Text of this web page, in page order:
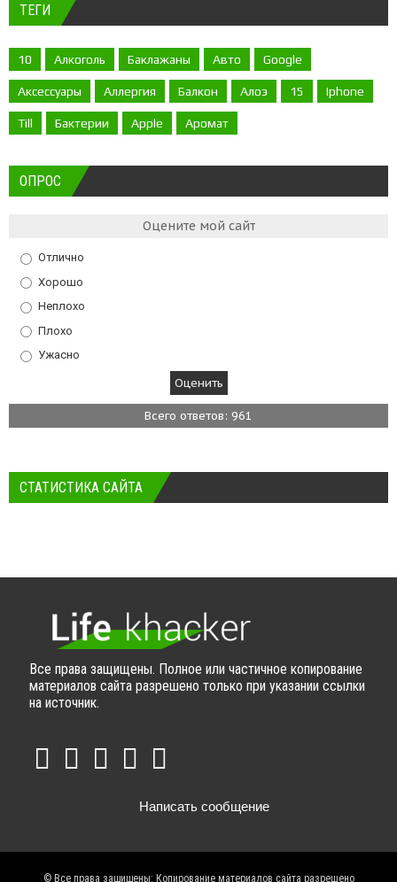
ТЕГИ
10 Алкоголь Баклажаны Авто Google
Аксессуары Аллергия Балкон Алоэ 15 Iphone
Till Бактерии Apple Аромат
ОПРОС
Оцените мой сайт
Отлично
Хорошо
Неплохо
Плохо
Ужасно
Всего ответов: 961
СТАТИСТИКА САЙТА
Все права защищены. Полное или частичное копирование
материалов сайта разрешено только при указании ссылки
на источник.
Написать сообщение
© Все права защищены: Копирование материалов сайта разрешено